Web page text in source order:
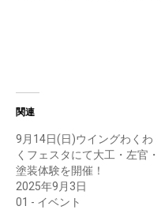
関連
9月14日(日)ウイングわくわ
くフェスタにて大工・左官・
塗装体験を開催！
2025年9月3日
01 - イベント